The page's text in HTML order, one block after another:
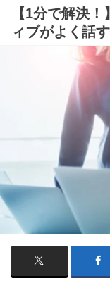
【1分で解決
ィブがよく話